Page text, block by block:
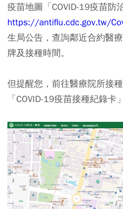
疫苗地圖「COVID-19疫苗防
https://antiflu.cdc.gov.tw/
生局公告，查詢鄰近合約醫
牌及接種時間。
但提醒您，前往醫療院所接
「COVID-19疫苗接種紀錄卡